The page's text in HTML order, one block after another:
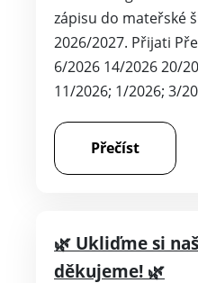
zápisu do mateřské
2026/2027. Přijati
6/2026 14/2026 20/
11/2026; 1/2026; 3/
Přečíst
🌿 Ukliďme si
děkujeme! 🌿